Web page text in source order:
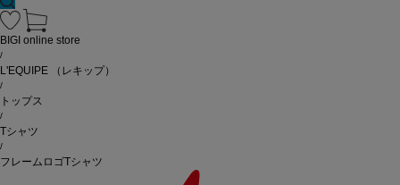
BIGI online store
/
L'EQUIPE （レキップ）
/
トップス
/
Tシャツ
/
フレームロゴTシャツ